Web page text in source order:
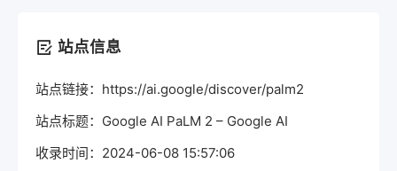
站点信息
站点链接：https://ai.google/discover/palm2
站点标题：Google AI PaLM 2 – Google AI
收录时间：2024-06-08 15:57:06